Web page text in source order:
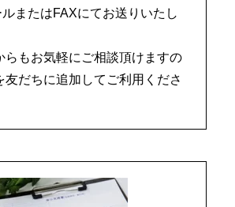
またはFAXにてお送りいたし
らもお気軽にご相談頂けますの
友だちに追加してご利用くださ